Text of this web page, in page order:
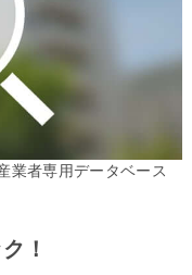
業者専用データベース
！